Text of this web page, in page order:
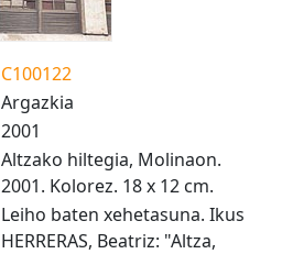
C100122
Argazkia
2001
Altzako hiltegia, Molinaon.
2001. Kolorez. 18 x 12 cm.
Leiho baten xehetasuna. Ikus
HERRERAS, Beatriz: "Altza,